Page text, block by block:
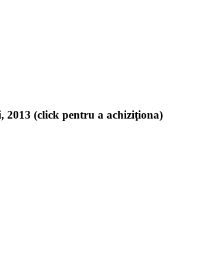
2013 (click pentru a achiziţiona)